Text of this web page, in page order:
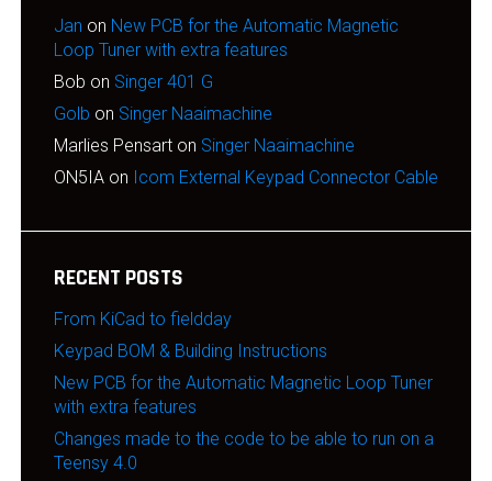
Jan on New PCB for the Automatic Magnetic
Loop Tuner with extra features
Bob on Singer 401 G
Golb on Singer Naaimachine
Marlies Pensarton Singer Naaimachine
ON5IAon Icom External Keypad Connector Cable
RECENT POSTS
From KiCad to fieldday
Keypad BOM & Building Instructions
New PCB for the Automatic Magnetic Loop Tuner
with extra features
Changes made to the code to be able to run on a
Teensy 4.0